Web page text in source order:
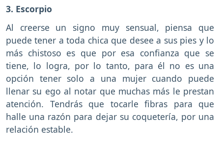
3. Escorpio
Al creerse un signo muy sensual, piensa que
puede tener a toda chica que desee a sus pies y lo
más chistoso es que por esa confianza que se
tiene, lo logra, por lo tanto, para él no es una
opción tener solo a una mujer cuando puede
llenar su ego al notar que muchas más le prestan
atención. Tendrás que tocarle fibras para que
halle una razón para dejar su coquetería, por una
relación estable.